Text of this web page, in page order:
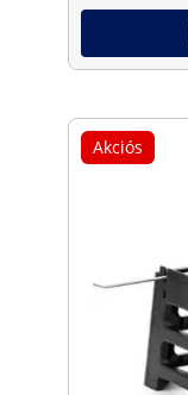
Akciós